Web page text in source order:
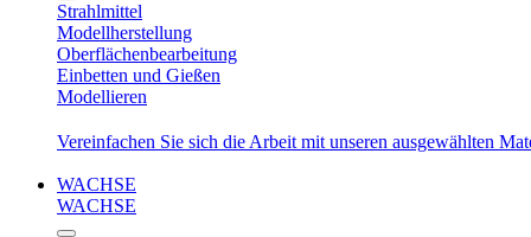
Strahlmittel
Modellherstellung
Oberflächenbearbeitung
Einbetten und Gießen
Modellieren
Vereinfachen Sie sich die Arbeit mit unseren ausgewählten
WACHSE
WACHSE